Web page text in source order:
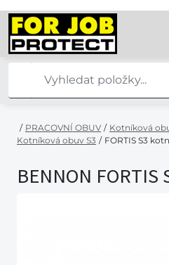
/ PRACOVNÍ OBUV / Kotníková
Kotníková obuv S3 / FORTIS S3
BENNON FORTIS